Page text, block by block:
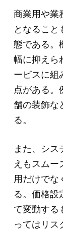
商業用や業
となるこ
態である。
幅に抑えら
ービスに組
点がある。
舗の装飾な
る。
また、シ
えもスム
用だけでな
る。価格設
て変動する
ってはリス